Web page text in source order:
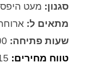
סגנון: מעט
מתאים ל:
שעות פתיחה:
טווח מחירים: